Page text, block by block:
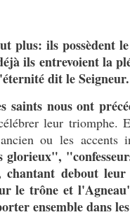
plus: ils possèdent
ils entrevoient la
dit le Seigneur.
saints nous ont
leur triomphe.
ou les accents
glorieux",
debout leur
le trône et
ensemble dans